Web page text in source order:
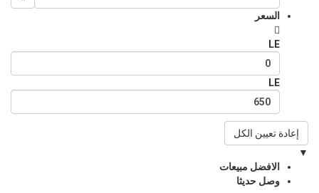
السعر
LE
LE
إعادة تعيين الكل
▼
الافضل مبيعات
وصل حديثا